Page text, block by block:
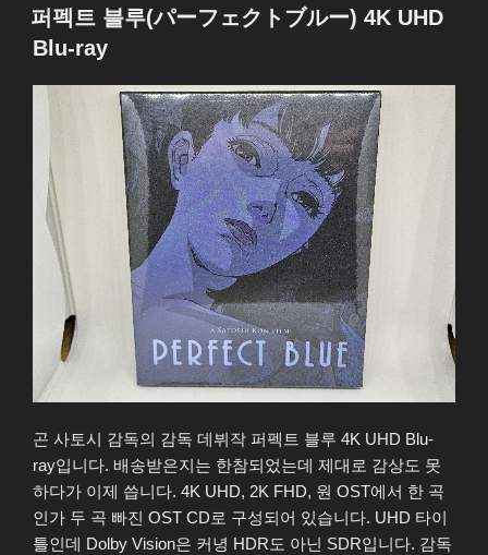
성
일
자
퍼펙트 블루(パーフェクトブルー) 4K UHD
Blu-ray
곤 사토시 감독의 감독 데뷔작 퍼펙트 블루 4K UHD Blu-
ray입니다. 배송받은지는 한참되었는데 제대로 감상도 못
하다가 이제 씁니다. 4K UHD, 2K FHD, 원 OST에서 한 곡
인가 두 곡 빠진 OST CD로 구성되어 있습니다. UHD 타이
틀인데 Dolby Vision은 커녕 HDR도 아닌 SDR입니다. 감독